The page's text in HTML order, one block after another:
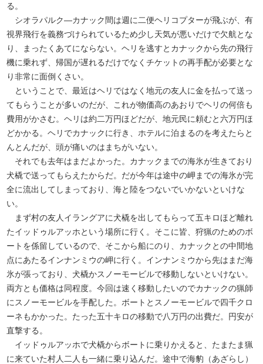
る。
シオラパルク―カナック間は週に二便ヘリコプターが飛ぶが、有
視界飛行を義務づけられているため少し天気が悪いだけで欠航とな
り、まったくあてにならない。ヘリを逃すとカナックから先の飛行
機に乗れず、帰国が遅れるだけでなくチケットの再手配が必要とな
り非常に面倒くさい。
ということで、最近はヘリではなく地元の友人に金を払って送っ
てもらうことが多いのだが、これが物価高のあおりでヘリの何倍も
費用がかさむ。ヘリは約二万円ほどだが、地元民に頼むと六万円ほ
どかかる。ヘリでカナックに行き、ホテルに泊まるのを考えたらと
んとんだが、頭が痛いのはまちがいない。
それでも去年はまだよかった。カナックまでの海氷が生きており
犬橇で送ってもらえたからだ。だが今年は途中の岬までの海氷が完
全に流出してしまっており、海と陸をつないでいかないといけな
い。
まず村の友人イラングアに犬橇を出してもらって五キロほど離れ
たイッドゥルアッホという場所に行く。そこに皆、狩猟のためのボ
ートを係留しているので、そこから船にのり、カナックとの中間地
点にあたるインナンミウの岬に行く。インナンミウから先はまだ海
氷が張っており、犬橇かスノーモービルで移動しないといけない。
両方とも価格は同程度。今回は速く移動したいのでカナックの猟師
にスノーモービルを手配した。ボートとスノーモービルで四千クロ
ーネもかかった。たった五十キロの移動で八万円の出費だ。円安が
直撃する。
イッドゥルアッホで犬橇からボートに乗りかえると、たまたま猟
に来ていた村人二人も一緒に乗り込んだ。途中で海豹（あざらし）